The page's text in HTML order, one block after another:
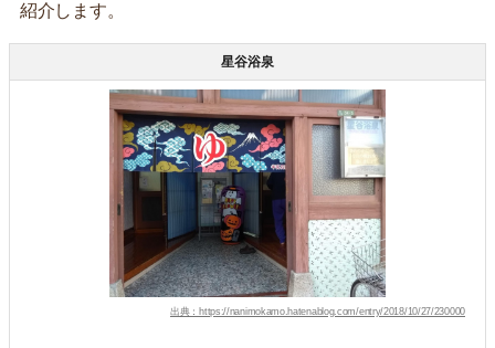
紹介します。
星谷浴泉
出典：https://nanimokamo.hatenablog.com/entry/2018/10/27/230000